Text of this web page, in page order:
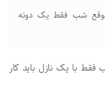
موقع شب فقط یک دونه
با یک نازل باید کار